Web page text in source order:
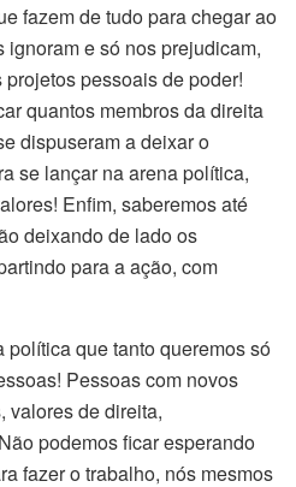
fazem de tudo para chegar ao
e só nos prejudicam,
pessoais de poder!
quantos membros da direita
dispuseram a deixar o
se lançar na arena política,
Enfim, saberemos até
deixando de lado os
para a ação, com
que tanto queremos só
Pessoas com novos
valores de direita,
podemos ficar esperando
fazer o trabalho, nós mesmos